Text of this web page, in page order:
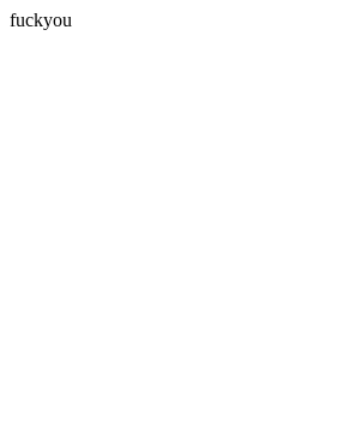
fuckyou